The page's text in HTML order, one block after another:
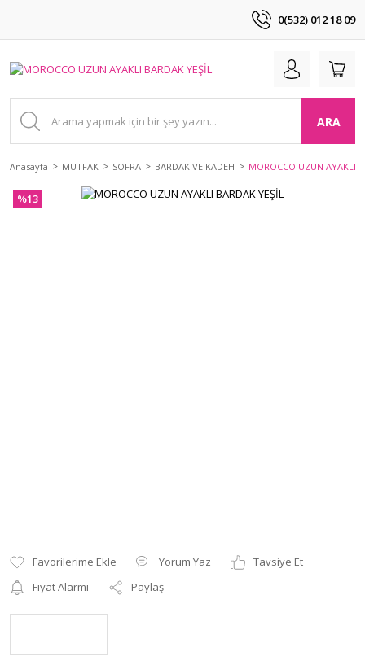
0(532) 012 18 09
ARA
Anasayfa MUTFAK SOFRA BARDAK VE KADEH MOROCCO UZUN AYAKLI
%13
Yorum Yaz
Tavsiye Et
Fiyat Alarmı
Paylaş